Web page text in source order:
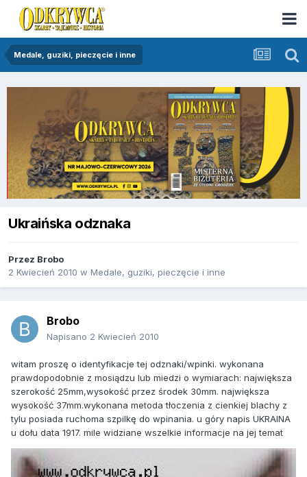
Medale, guziki, pieczęcie i inne
Ukraińska odznaka
Przez Brobo
2 Kwiecień 2010 w Medale, guziki, pieczęcie i inne
Brobo
Napisano 2 Kwiecień 2010
witam proszę o identyfikacje tej odznaki/wpinki. wykonana
prawdopodobnie z mosiądzu lub miedzi o wymiarach: największa
szerokość 25mm,wysokość przez środek 30mm. największa
wysokość 37mm.wykonana metoda tłoczenia z cienkiej blachy z
tylu posiada ruchoma szpilkę do wpinania. u góry napis UKRAINA
u dołu data 1917. mile widziane wszelkie informacje na jej temat